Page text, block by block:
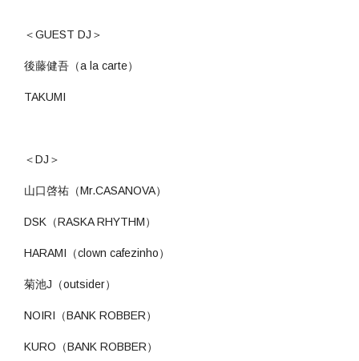
＜GUEST DJ＞
後藤健吾（a la carte）
TAKUMI
＜DJ＞
山口啓祐（Mr.CASANOVA）
DSK（RASKA RHYTHM）
HARAMI（clown cafezinho）
菊池J（outsider）
NOIRI（BANK ROBBER）
KURO（BANK ROBBER）